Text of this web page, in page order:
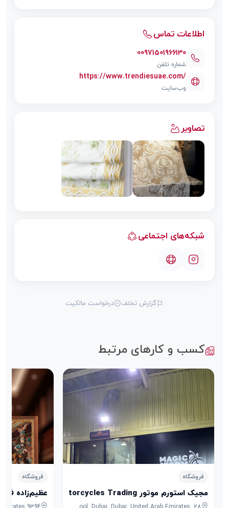
اطلاعات تماس
00971501966130
شماره تلفن
https://www.trendiesuae.com/
وب‌سایت
تصاویر
شبکه‌های اجتماعی
گزارش تخلف درخواست مالکیت
کسب و کارهای مرتبط
فروشگاه
مجیک استورم موتور Magic Storm Motorcycles Trading
فروشگاه
عظیم‌زاده